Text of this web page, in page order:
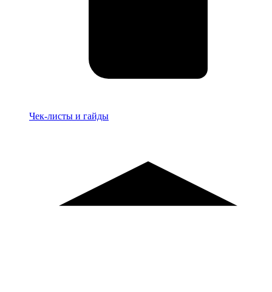
Материалы
Чек-листы и гайды